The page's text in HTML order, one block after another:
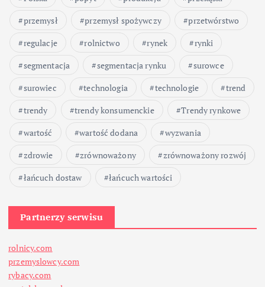
w
p
i
s
ó
w
przemysł
przemysł spożywczy
przetwórstwo
regulacje
rolnictwo rynek
rynki
segmentacja
segmentacja rynku
surowce
surowiec
technologia technologie
trend
trendy
trendy konsumenckie
Trendy rynkowe
wartość
wartość dodana
wyzwania
zdrowie
zrównoważony
zrównoważony rozwój
łańcuch dostaw
łańcuch wartości
Partnerzy serwisu
rolnicy.com
przemyslowcy.com
rybacy.com